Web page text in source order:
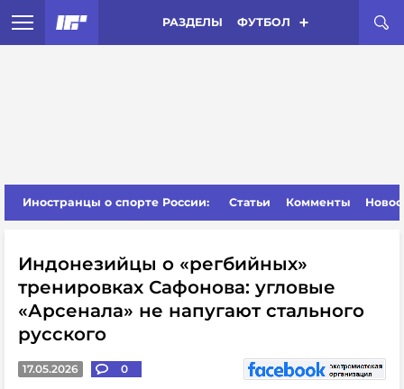
РАЗДЕЛЫ ФУТБОЛ
Иностранцы о спорте России: Статьи Комменты
Индонезийцы о «регбийных»
тренировках Сафонова: угловые
«Арсенала» не напугают стального
русского
17.05.2026 0